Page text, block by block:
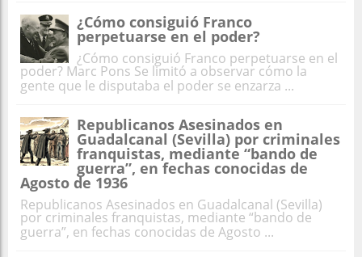
¿Cómo consiguió Franco
perpetuarse en el poder?
¿Cómo consiguió Franco perpetuarse en el
poder? Marc Pons Se limitó a observar cómo la
gente que le disputaba el poder se enzarza ...
Republicanos Asesinados en
Guadalcanal (Sevilla) por criminales
franquistas, mediante “bando de
guerra”, en fechas conocidas de
Agosto de 1936
Republicanos Asesinados en Guadalcanal (Sevilla)
por criminales franquistas, mediante “bando de
guerra”, en fechas conocidas de Agosto ...